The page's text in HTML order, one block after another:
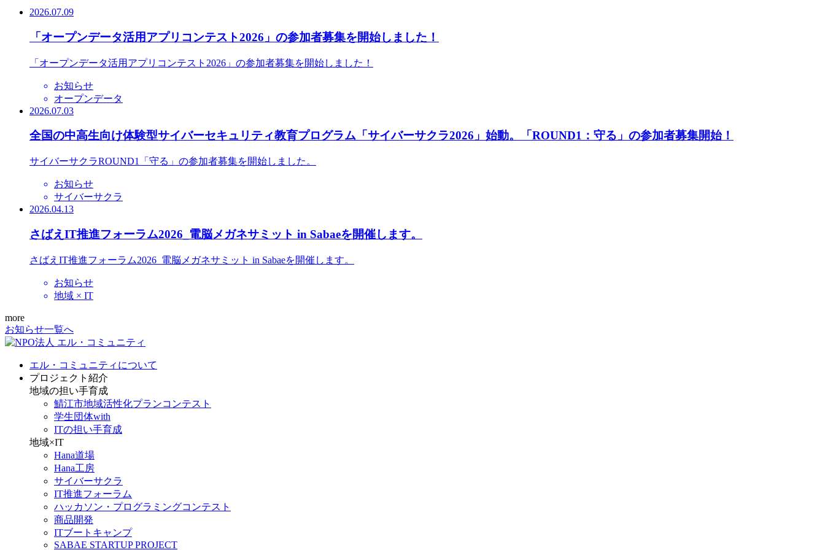
2026.07.09
「オープンデータ活用アプリコンテスト2026」の参加者募集を開始しました！
「オープンデータ活用アプリコンテスト2026」の参加者募集を開始しました！
お知らせ
オープンデータ
2026.07.03
全国の中高生向け体験型サイバーセキュリティ教育プログラム「サイバーサクラ2026」始動。「ROUND1：守る」の参加者募集開始！
サイバーサクラROUND1「守る」の参加者募集を開始しました。
お知らせ
サイバーサクラ
2026.04.13
さばえIT推進フォーラム2026_電脳メガネサミット in Sabaeを開催します。
さばえIT推進フォーラム2026_電脳メガネサミット in Sabaeを開催します。
お知らせ
地域 × IT
more
お知らせ一覧へ
エル・コミュニティについて
プロジェクト紹介
地域の担い手育成
鯖江市地域活性化プランコンテスト
学生団体with
ITの担い手育成
地域×IT
Hana道場
Hana工房
サイバーサクラ
IT推進フォーラム
ハッカソン・プログラミングコンテスト
商品開発
ITブートキャンプ
SABAE STARTUP PROJECT